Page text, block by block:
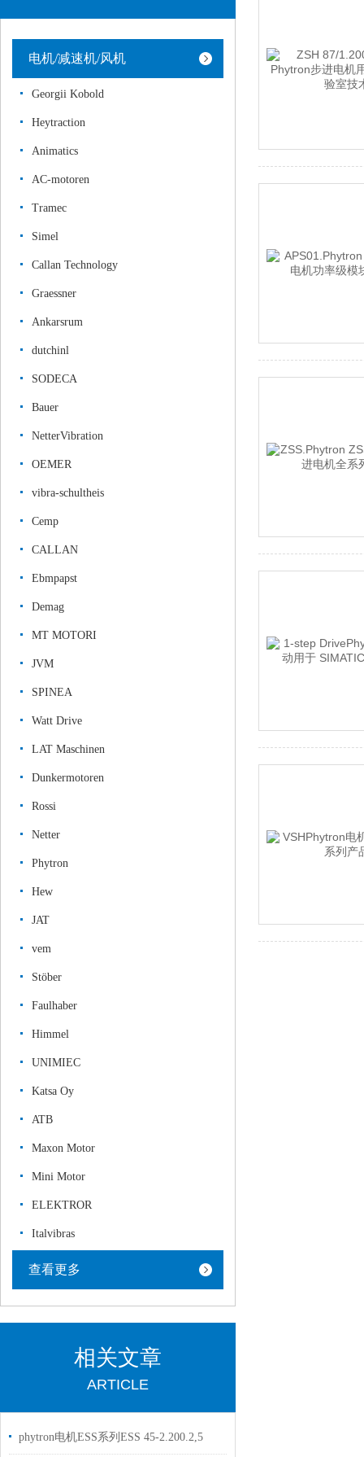
电机/减速机/风机
Georgii Kobold
Heytraction
Animatics
AC-motoren
Tramec
Simel
Callan Technology
Graessner
Ankarsrum
dutchinl
SODECA
Bauer
NetterVibration
OEMER
vibra-schultheis
Cemp
CALLAN
Ebmpapst
Demag
MT MOTORI
JVM
SPINEA
Watt Drive
LAT Maschinen
Dunkermotoren
Rossi
Netter
Phytron
Hew
JAT
vem
Stöber
Faulhaber
Himmel
UNIMIEC
Katsa Oy
ATB
Maxon Motor
Mini Motor
ELEKTROR
Italvibras
查看更多
相关文章
ARTICLE
phytron电机ESS系列ESS 45-2.200.2,5